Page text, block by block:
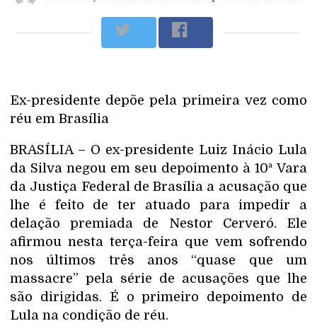
Ex-presidente depõe pela primeira vez como
réu em Brasília
BRASÍLIA – O ex-presidente Luiz Inácio Lula
da Silva negou em seu depoimento à 10ª Vara
da Justiça Federal de Brasília a acusação que
lhe é feito de ter atuado para impedir a
delação premiada de Nestor Cerveró. Ele
afirmou nesta terça-feira que vem sofrendo
nos últimos três anos “quase que um
massacre” pela série de acusações que lhe
são dirigidas. É o primeiro depoimento de
Lula na condição de réu.